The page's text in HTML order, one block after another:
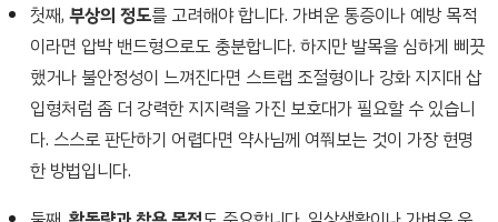
첫째, 부상의 정도를 고려해야 합니다. 가벼운 통증이나 예방 목적
이라면 압박 밴드형으로도 충분합니다. 하지만 발목을 심하게 삐끗
했거나 불안정성이 느껴진다면 스트랩 조절형이나 강화 지지대 삽
입형처럼 좀 더 강력한 지지력을 가진 보호대가 필요할 수 있습니
다. 스스로 판단하기 어렵다면 약사님께 여쭤보는 것이 가장 현명
한 방법입니다.